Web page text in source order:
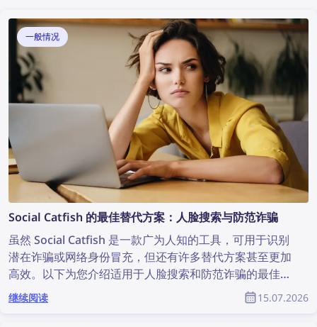
一般情况
Social Catfish 的最佳替代方案：人脸搜索与防范诈骗
虽然 Social Catfish 是一款广为人知的工具，可用于识别
潜在诈骗或网络身份冒充，但还有许多替代方案甚至更加
高效。以下为您介绍适用于人脸搜索和防范诈骗的最佳
Social Catfish 替代方案。
继续阅读 15.07.2026